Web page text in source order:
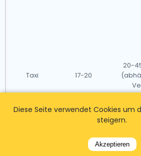
Taxi 17-20
20-
Diese Seite verwendet Cookies um
steigern.
Akzeptieren